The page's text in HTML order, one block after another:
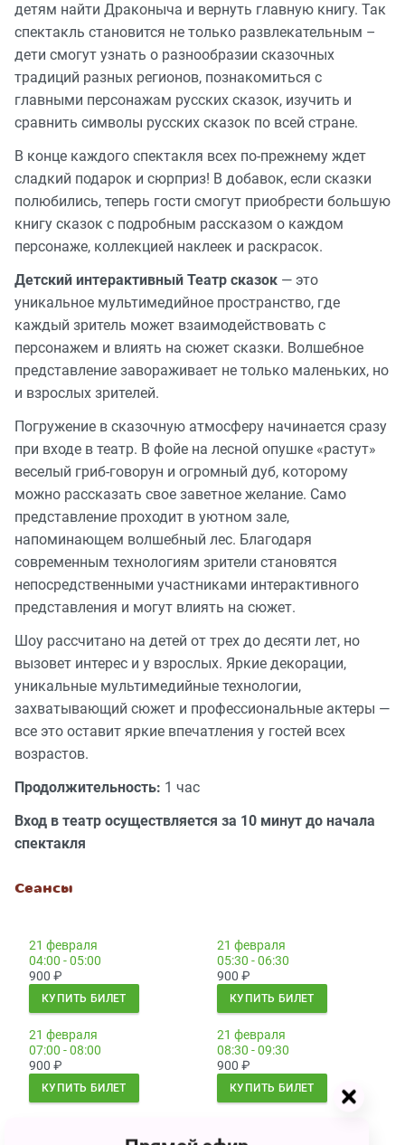
детям найти Драконыча и вернуть главную книгу. Так
спектакль становится не только развлекательным –
дети смогут узнать о разнообразии сказочных
традиций разных регионов, познакомиться с
главными персонажам русских сказок, изучить и
сравнить символы русских сказок по всей стране.
В конце каждого спектакля всех по-прежнему ждет
сладкий подарок и сюрприз! В добавок, если сказки
полюбились, теперь гости смогут приобрести большую
книгу сказок с подробным рассказом о каждом
персонаже, коллекцией наклеек и раскрасок.
Детский интерактивный Театр сказок — это
уникальное мультимедийное пространство, где
каждый зритель может взаимодействовать с
персонажем и влиять на сюжет сказки. Волшебное
представление завораживает не только маленьких, но
и взрослых зрителей.
Погружение в сказочную атмосферу начинается сразу
при входе в театр. В фойе на лесной опушке «растут»
веселый гриб-говорун и огромный дуб, которому
можно рассказать свое заветное желание. Само
представление проходит в уютном зале,
напоминающем волшебный лес. Благодаря
современным технологиям зрители становятся
непосредственными участниками интерактивного
представления и могут влиять на сюжет.
Шоу рассчитано на детей от трех до десяти лет, но
вызовет интерес и у взрослых. Яркие декорации,
уникальные мультимедийные технологии,
захватывающий сюжет и профессиональные актеры —
все это оставит яркие впечатления у гостей всех
возрастов.
Продолжительность: 1 час
Вход в театр осуществляется за 10 минут до начала
спектакля
Сеансы
21 февраля
04:00 - 05:00
900 ₽
КУПИТЬ БИЛЕТ
21 февраля
05:30 - 06:30
900 ₽
КУПИТЬ БИЛЕТ
21 февраля
07:00 - 08:00
900 ₽
КУПИТЬ БИЛЕТ
21 февраля
08:30 - 09:30
900 ₽
КУПИТЬ БИЛЕТ
08:30 - 09:30